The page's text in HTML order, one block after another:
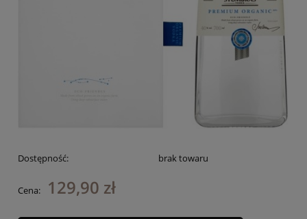
Dostępność: brak towaru
Cena: 129,90 zł